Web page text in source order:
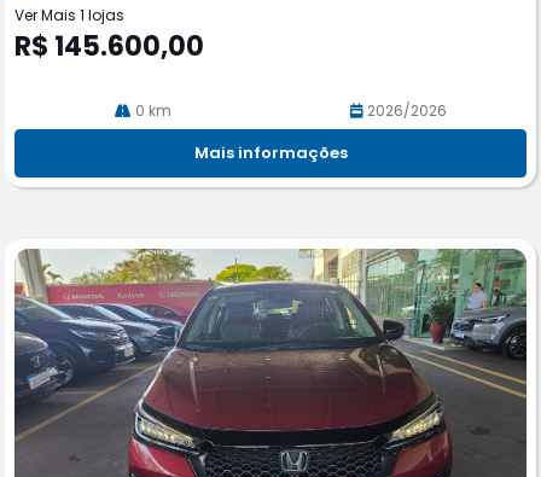
Ver Mais 1 lojas
R$ 145.600,00
0 km 2026/2026
Mais informações